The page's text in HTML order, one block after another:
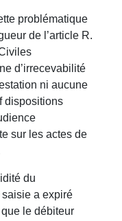
problématique
de l’article R.
d’irrecevabilité
ni aucune
dispositions
sur les actes de
du
a expiré
que le débiteur